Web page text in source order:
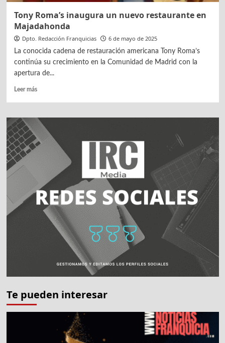
Tony Roma’s inaugura un nuevo restaurante en
Majadahonda
Dpto. Redacción Franquicias 6 de mayo de 2025
La conocida cadena de restauración americana Tony Roma’s
continúa su crecimiento en la Comunidad de Madrid con la
apertura de...
Leer másLeer
Tony
Roma’s
inaugura
un
Majadahonda
Te pueden interesar